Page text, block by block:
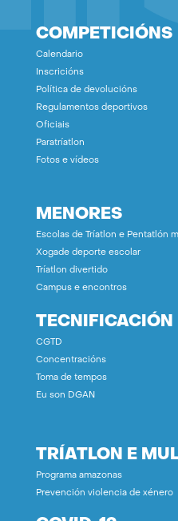
COMPETICIÓNS
Calendario
Inscricións
Política de devolucións
Regulamentos deportivos
Oficiais
Paratríatlon
Fotos e vídeos
MENORES
Escolas de Tríatlon e Pentatlón
Xogade deporte escolar
Tríatlon divertido
Campus e encontros
TECNIFICACIÓN
CGTD
Concentracións
Toma de tempos
Eu son DGAN
TRÍATLON E
Programa amazonas
Prevención violencia de xénero